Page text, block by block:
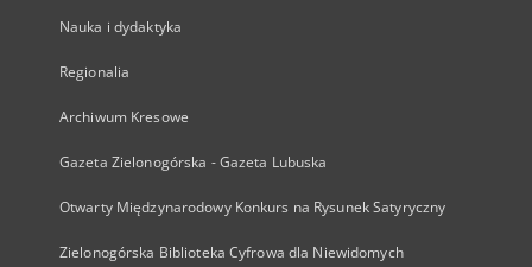
Nauka i dydaktyka
Regionalia
Archiwum Kresowe
Gazeta Zielonogórska - Gazeta Lubuska
Otwarty Międzynarodowy Konkurs na Rysunek Satyryczny
Zielonogórska Biblioteka Cyfrowa dla Niewidomych